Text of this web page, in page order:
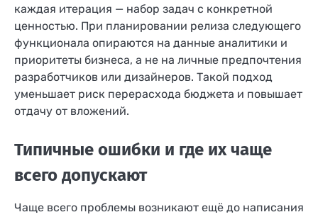
каждая итерация — набор задач с конкретной
ценностью. При планировании релиза следующего
функционала опираются на данные аналитики и
приоритеты бизнеса, а не на личные предпочтения
разработчиков или дизайнеров. Такой подход
уменьшает риск перерасхода бюджета и повышает
отдачу от вложений.
Типичные ошибки и где их чаще
всего допускают
Чаще всего проблемы возникают ещё до написания